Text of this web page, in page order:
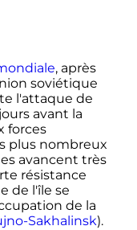
, après
soviétique
l'attaque de
avant la
forces
plus nombreux
avancent très
résistance
de l'île se
de la
Sakhalinsk).